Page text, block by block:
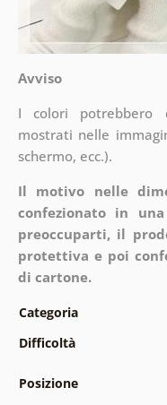
Avviso
I colori potrebbero
mostrati nelle
schermo, ecc.).
Il motivo nelle
confezionato in
preoccuparti, il
protettiva e poi
di cartone.
Categoria
Difficoltà
Posizione